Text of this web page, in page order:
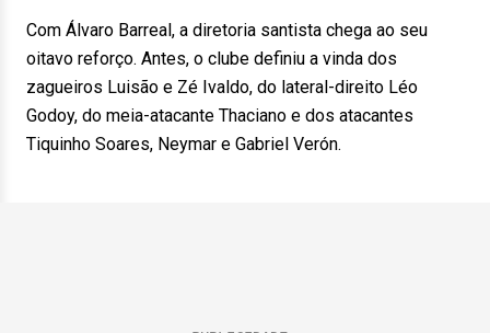
Com Álvaro Barreal, a diretoria santista chega ao seu
oitavo reforço. Antes, o clube definiu a vinda dos
zagueiros Luisão e Zé Ivaldo, do lateral-direito Léo
Godoy, do meia-atacante Thaciano e dos atacantes
Tiquinho Soares, Neymar e Gabriel Verón.